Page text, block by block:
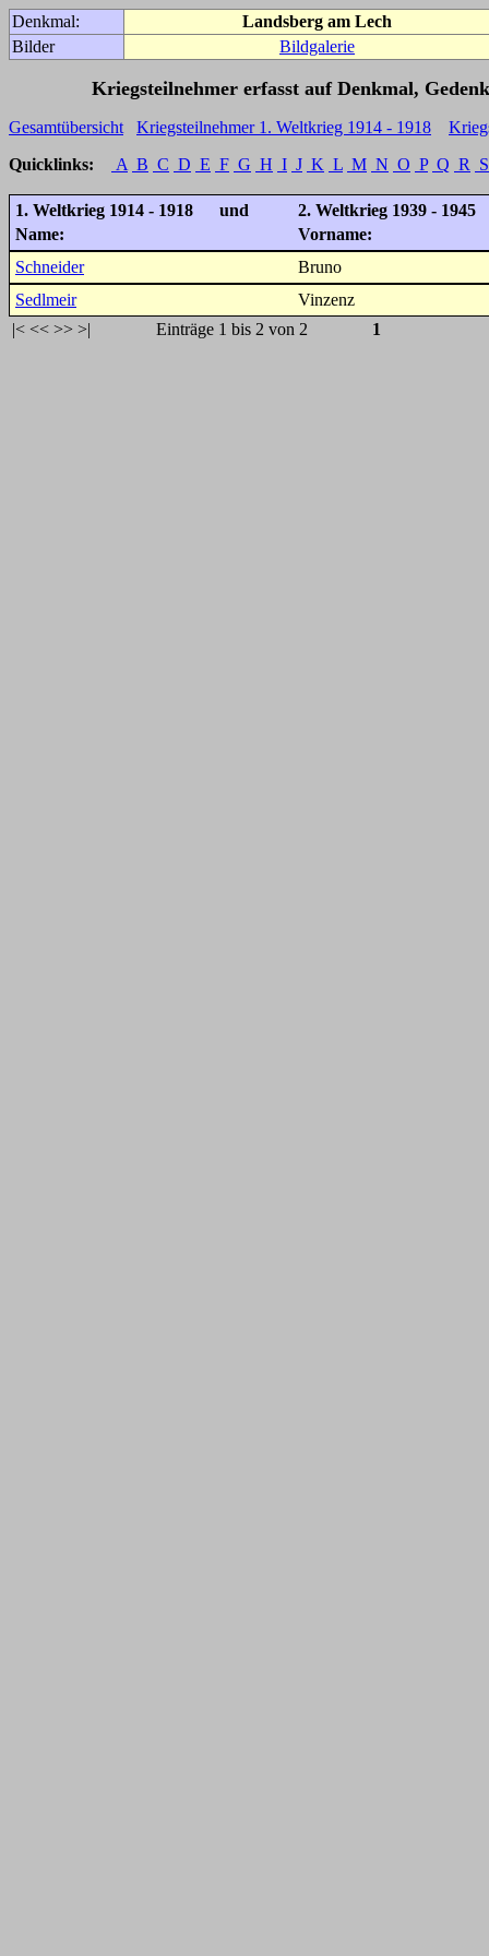
Denkmal:
Landsberg am Lech
Bilder
Bildgalerie
Kriegsteilnehmer erfasst auf Denkmal,
Gesamtübersicht Kriegsteilnehmer 1. Weltkrieg 1914 - 1918
Quicklinks:
A B C D E F G H I J K L M N O P Q R S
1. Weltkrieg 1914 - 1918 und
2. Weltkrieg 1939 - 1945
Name:
Vorname:
Schneider
Bruno
Sedlmeir
Vinzenz
|< << >> >| Einträge 1 bis 2 von 2 1